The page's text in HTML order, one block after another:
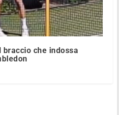
braccio che indossa